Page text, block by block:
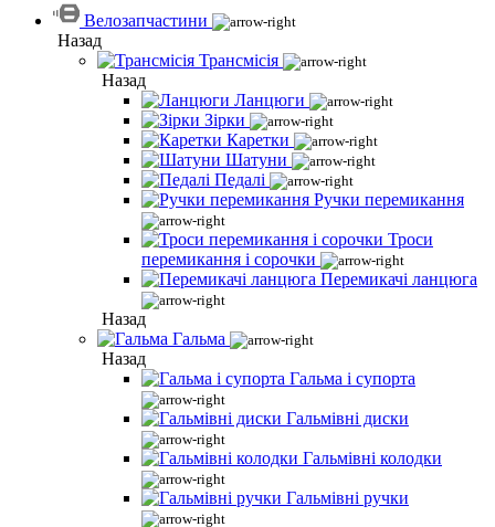
Велозапчастини
Назад
Трансмісія
Назад
Ланцюги
Зірки
Каретки
Шатуни
Педалі
Ручки перемикання
Троси
перемикання і сорочки
Перемикачі ланцюга
Назад
Гальма
Назад
Гальма і супорта
Гальмівні диски
Гальмівні колодки
Гальмівні ручки